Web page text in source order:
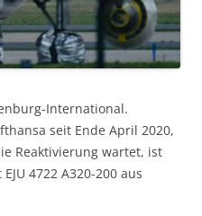
International.
seit Ende April 2020,
Reaktivierung wartet, ist
4722 A320-200 aus